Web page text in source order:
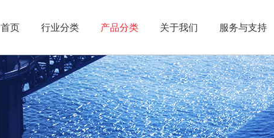
首页 行业分类 产品分类 关于我们 服务与支持